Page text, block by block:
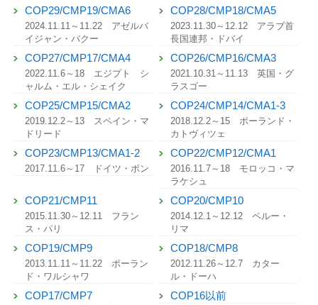
COP29/CMP19/CMA6
2024.11.11～11.22 アゼルバ
イジャン・バクー
COP28/CMP18/CMA5
2023.11.30～12.12 アラブ首
長国連邦・ドバイ
COP27/CMP17/CMA4
2022.11.6～18 エジプト シ
ャルム・エル・シェイク
COP26/CMP16/CMA3
2021.10.31～11.13 英国・グ
ラスゴー
COP25/CMP15/CMA2
2019.12.2～13 スペイン・マ
ドリード
COP24/CMP14/CMA1-3
2018.12.2～15 ポーランド・
カトヴィツェ
COP23/CMP13/CMA1-2
2017.11.6～17 ドイツ・ボン
COP22/CMP12/CMA1
2016.11.7～18 モロッコ・マ
ラケシュ
COP21/CMP11
2015.11.30～12.11 フラン
ス・パリ
COP20/CMP10
2014.12.1～12.12 ペルー・
リマ
COP19/CMP9
2013.11.11～11.22 ポーラン
ド・ワルシャワ
COP18/CMP8
2012.11.26～12.7 カター
ル・ドーハ
COP17/CMP7 COP16以前